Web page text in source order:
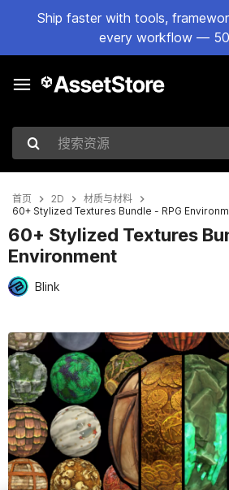
Ship faster with tools,
every workflow —
搜索资源
首页 2D
材质与材料
60+ Stylized Textures Bundle - RPG
60+ Stylized Textures
Environment
Blink
当前幻灯片：1 / 65